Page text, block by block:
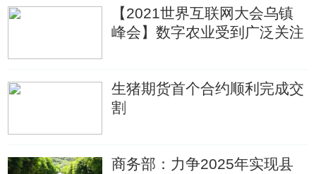
【2021世界互联网大会乌镇
峰会】数字农业受到广泛关注
生猪期货首个合约顺利完成交
割
商务部：力争2025年实现县